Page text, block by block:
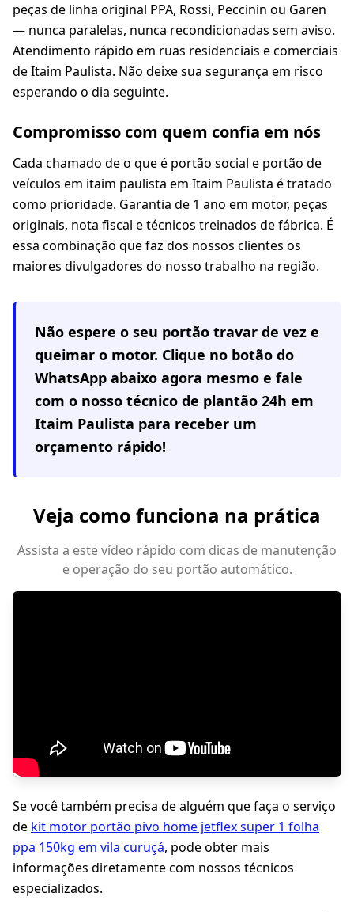
peças de linha original PPA, Rossi, Peccinin ou Garen
— nunca paralelas, nunca recondicionadas sem aviso.
Atendimento rápido em ruas residenciais e comerciais
de Itaim Paulista. Não deixe sua segurança em risco
esperando o dia seguinte.
Compromisso com quem confia em nós
Cada chamado de o que é portão social e portão de
veículos em itaim paulista em Itaim Paulista é tratado
como prioridade. Garantia de 1 ano em motor, peças
originais, nota fiscal e técnicos treinados de fábrica. É
essa combinação que faz dos nossos clientes os
maiores divulgadores do nosso trabalho na região.
Não espere o seu portão travar de vez e
queimar o motor. Clique no botão do
WhatsApp abaixo agora mesmo e fale
com o nosso técnico de plantão 24h em
Itaim Paulista para receber um
orçamento rápido!
Veja como funciona na prática
Assista a este vídeo rápido com dicas de manutenção
e operação do seu portão automático.
Se você também precisa de alguém que faça o serviço
de kit motor portão pivo home jetflex super 1 folha
ppa 150kg em vila curuçá, pode obter mais
informações diretamente com nossos técnicos
especializados.